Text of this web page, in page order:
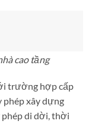
cao tầng
trường hợp cấp
phép xây dựng
phép di dời, thời